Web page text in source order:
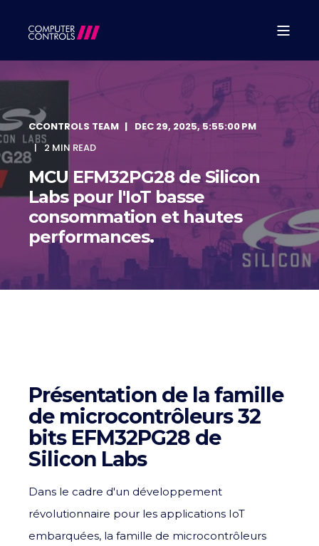
CCONTROLS TEAM
DEC 29, 2025, 5:55:00 PM
2 MIN READ
MCU EFM32PG28 de Silicon
Labs pour l'IoT basse
consommation et hautes
performances.
Présentation de la famille
de microcontrôleurs 32
bits EFM32PG28 de
Silicon Labs
Dans le cadre d'un développement
révolutionnaire pour les applications IoT
embarquées, la famille de microcontrôleurs